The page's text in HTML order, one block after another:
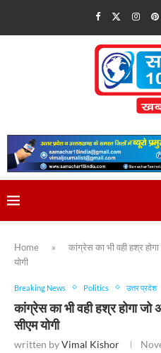
Home »
कांग्रेस का भी वही हश्र
योगी
Breaking News Politics उत्तर प्रदेश
कांग्रेस का भी वही हश्र होगा
सीएम योगी
written byVimal Kishor